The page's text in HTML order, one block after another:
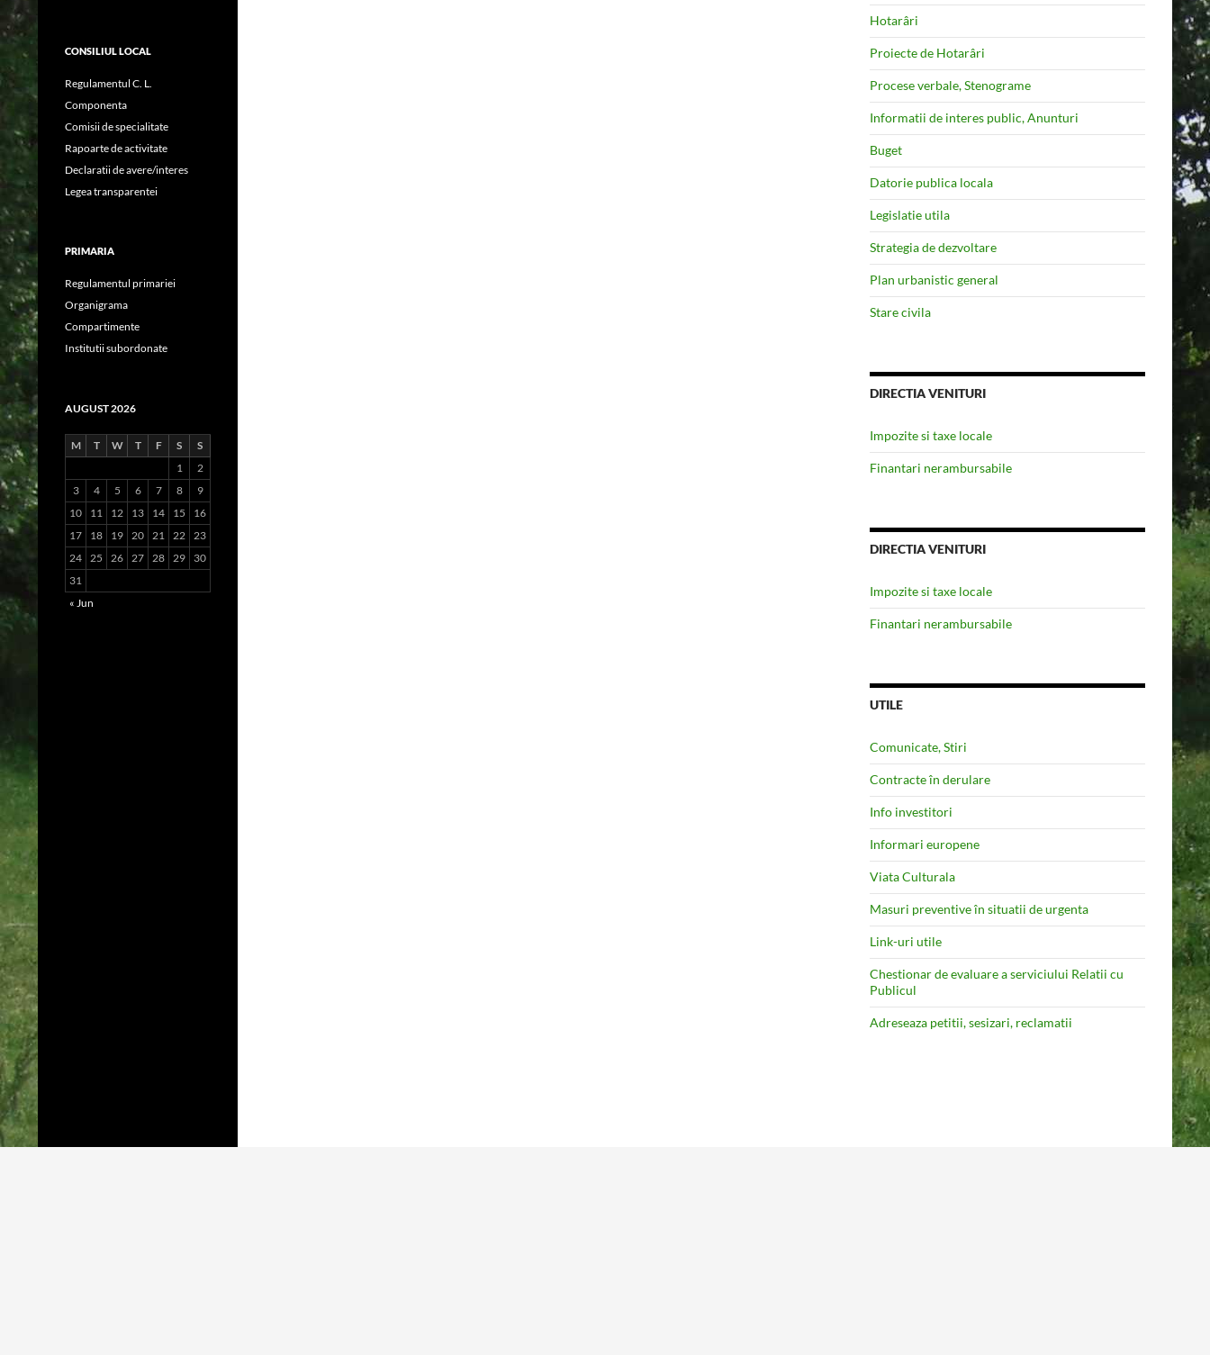
Hotarâri
Proiecte de Hotarâri
Procese verbale, Stenograme
Informatii de interes public, Anunturi
Buget
Datorie publica locala
Legislatie utila
Strategia de dezvoltare
Plan urbanistic general
Stare civila
DIRECTIA VENITURI
Impozite si taxe locale
Finantari nerambursabile
DIRECTIA VENITURI
Impozite si taxe locale
Finantari nerambursabile
UTILE
Comunicate, Stiri
Contracte în derulare
Info investitori
Informari europene
Viata Culturala
Masuri preventive în situatii de urgenta
Link-uri utile
Chestionar de evaluare a serviciului Relatii cu
Publicul
Adreseaza petitii, sesizari, reclamatii
CONSILIUL LOCAL
Regulamentul C. L.
Componenta
Comisii de specialitate
Rapoarte de activitate
Declaratii de avere/interes
Legea transparentei
PRIMARIA
Regulamentul primariei
Organigrama
Compartimente
Institutii subordonate
AUGUST 2026
M T W T F S
S
1
2
3
4 5 6 7 8
9
10
11 12 13 14 15
16
17
18 19 20 21 22 23
24 25 26 27 28 29
30
31
« Jun